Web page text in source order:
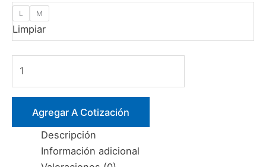
L M
Limpiar
CUBIERTO
C/NITRILO
MEDIANO
Agregar A Cotización
Descripción
Información adicional